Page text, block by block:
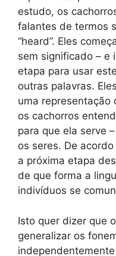
estudo, os
falantes de termos
“heard”. Eles
sem significado – e
etapa para usar
outras palavras.
uma representação
os cachorros
para que ela serve
os seres. De
a próxima etapa
de que forma a
indivíduos se
Isto quer dizer que
generalizar os